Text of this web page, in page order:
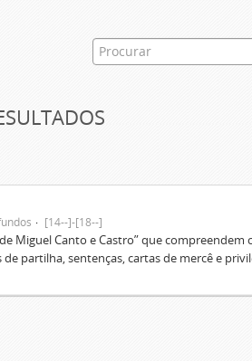
[14--]-[18--]
Miguel Canto e Castro” que
partilha, sentenças, cartas de mercê e